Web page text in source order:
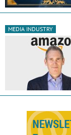
MEDIA INDUSTRY